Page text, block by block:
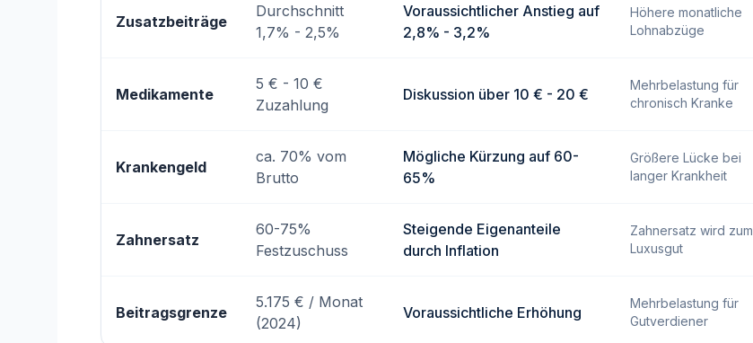
Zusatzbeiträge
Durchschnitt
1,7% - 2,5%
Voraussichtlicher Anstieg auf
2,8% - 3,2%
Höhere monatliche
Lohnabzüge
Medikamente
5 € - 10 €
Zuzahlung
Diskussion über 10 € - 20 €
Mehrbelastung für
chronisch Kranke
Krankengeld
ca. 70% vom
Brutto
Mögliche Kürzung auf 60-
65%
Größere Lücke bei
langer Krankheit
Zahnersatz
60-75%
Festzuschuss
Steigende Eigenanteile
durch Inflation
Zahnersatz wird zum
Luxusgut
Beitragsgrenze
5.175 € / Monat
(2024)
Voraussichtliche Erhöhung
Mehrbelastung für
Gutverdiener